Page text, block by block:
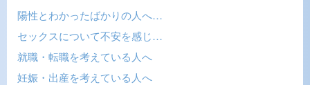
陽性とわかったばかりの人へ…
セックスについて不安を感じ…
就職・転職を考えている人へ
妊娠・出産を考えている人へ